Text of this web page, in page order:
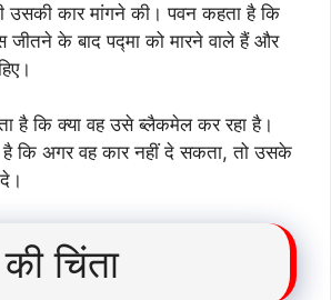
उसकी कार मांगने की। पवन कहता है कि
के बाद पद्मा को मारने वाले हैं और
है कि क्या वह उसे ब्लैकमेल कर रहा है।
कि अगर वह कार नहीं दे सकता, तो उसके
चिंता